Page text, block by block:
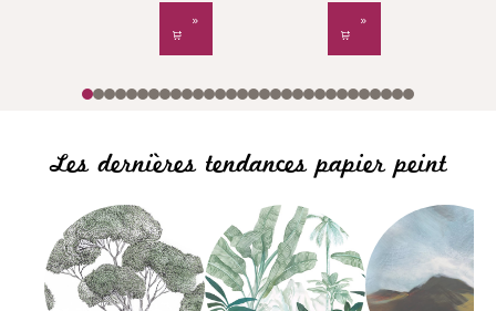
Les dernières tendances papier peint